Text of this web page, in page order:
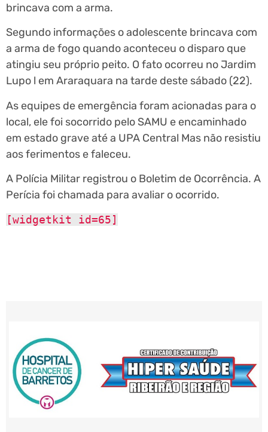
brincava com a arma.
Segundo informações o adolescente brincava com
a arma de fogo quando aconteceu o disparo que
atingiu seu próprio peito. O fato ocorreu no Jardim
Lupo l em Araraquara na tarde deste sábado (22).
As equipes de emergência foram acionadas para o
local, ele foi socorrido pelo SAMU e encaminhado
em estado grave até a UPA Central Mas não resistiu
aos ferimentos e faleceu.
A Polícia Militar registrou o Boletim de Ocorrência. A
Perícia foi chamada para avaliar o ocorrido.
[widgetkit id=65]